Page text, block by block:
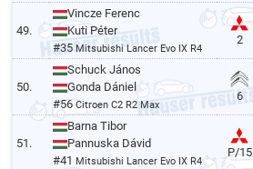
49.
Vincze Ferenc
Kuti Péter
#35Mitsubishi Lancer Evo IX R4
2
50.
Schuck János
Gonda Dániel
#56Citroen C2 R2 Max
6
51.
Barna Tibor
Pannuska Dávid
#41 Mitsubishi Lancer Evo IX R4
P/15